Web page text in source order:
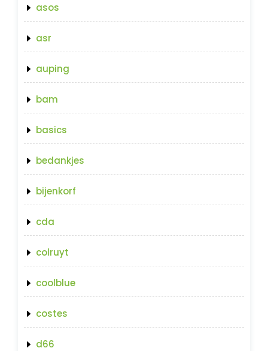
asos
asr
auping
bam
basics
bedankjes
bijenkorf
cda
colruyt
coolblue
costes
d66